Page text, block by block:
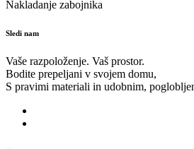
Nakladanje zabojnika
Sledi nam
Vaše razpoloženje. Vaš prostor.
Bodite prepeljani v svojem domu,
S pravimi materiali in udobnim,